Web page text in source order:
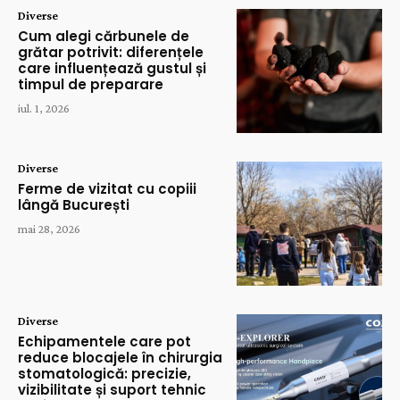
Diverse
Cum alegi cărbunele de
grătar potrivit: diferențele
care influențează gustul și
timpul de preparare
iul. 1, 2026
Diverse
Ferme de vizitat cu copiii
lângă București
mai 28, 2026
Diverse
Echipamentele care pot
reduce blocajele în chirurgia
stomatologică: precizie,
vizibilitate și suport tehnic